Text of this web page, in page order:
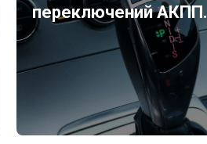
переключений АКПП.